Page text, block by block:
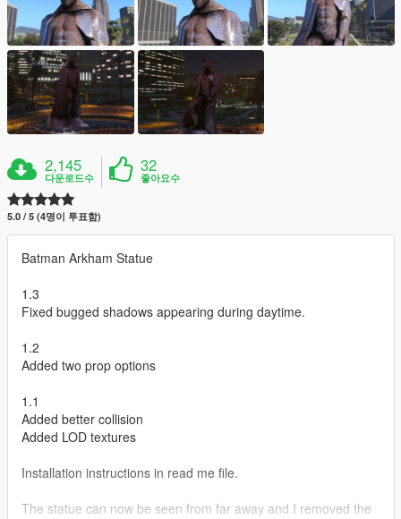
2,145
다운로드수
32
좋아요수
5.0 / 5 (4명이 투표함)
Batman Arkham Statue
1.3
Fixed bugged shadows appearing during daytime.
1.2
Added two prop options
1.1
Added better collision
Added LOD textures
Installation instructions in read me file.
The statue can now be seen from far away and I removed the